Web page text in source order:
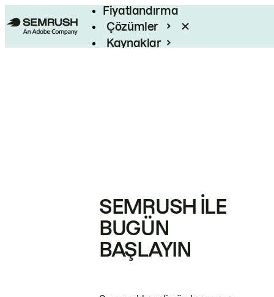
Fiyatlandırma
Çözümler
Kaynaklar
SEMRUSH ILE
BUGÜN
BAŞLAYIN